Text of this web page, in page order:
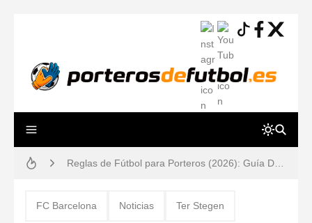
Guía práctica: lesiones de porteros de fútbol, prevención y tiempos de recuperación
FC Barcelona Noticias Ter Stegen